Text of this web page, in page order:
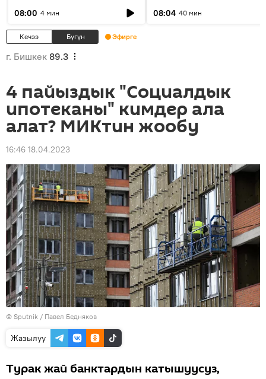
08:00 4 мин
08:04 40 мин
Кечээ Бүгүн Эфирге
г. Бишкек 89.3
4 пайыздык "Социалдык
ипотеканы" кимдер ала
алат? МИКтин жообу
16:46 18.04.2023
© Sputnik / Павел Бедняков
Жазылуу
Турак жай банктардын катышуусуз,